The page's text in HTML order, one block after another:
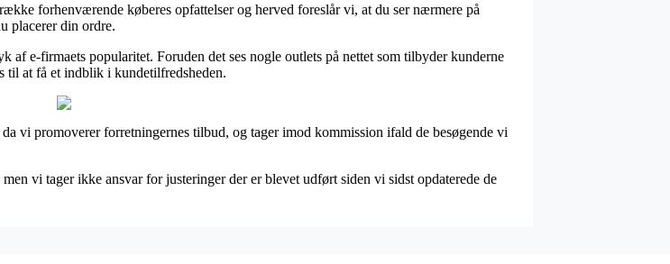
forhenværende køberes opfattelser og herved foreslår vi, at du ser nærmere på
placerer din ordre.
e-firmaets popularitet. Foruden det ses nogle outlets på nettet som tilbyder kunderne
til at få et indblik i kundetilfredsheden.
vi promoverer forretningernes tilbud, og tager imod kommission ifald de besøgende vi
vi tager ikke ansvar for justeringer der er blevet udført siden vi sidst opdaterede de